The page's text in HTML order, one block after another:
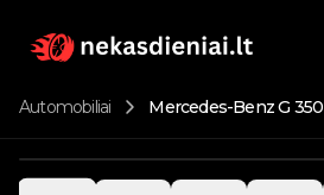
Automobiliai Mercedes-Benz G 350